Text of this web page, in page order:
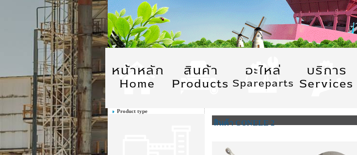
Product type
สินค้า CONELE 2